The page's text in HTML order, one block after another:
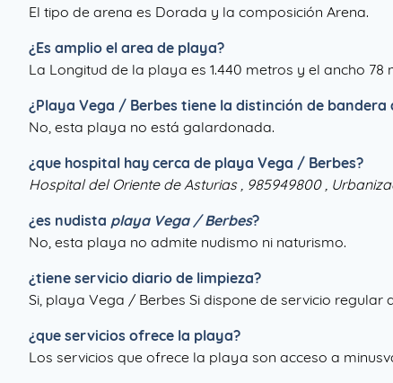
El tipo de arena es Dorada y la composición Arena.
¿Es amplio el area de playa?
La Longitud de la playa es 1.440 metros y el ancho 78
¿Playa Vega / Berbes tiene la distinción de bandera
No, esta playa no está galardonada.
¿que hospital hay cerca de playa Vega / Berbes?
Hospital del Oriente de Asturias , 985949800 ,
¿es nudista playa Vega / Berbes?
No, esta playa no admite nudismo ni naturismo.
¿tiene servicio diario de limpieza?
Si, playa Vega / Berbes Si dispone de servicio regular
¿que servicios ofrece la playa?
Los servicios que ofrece la playa son acceso a